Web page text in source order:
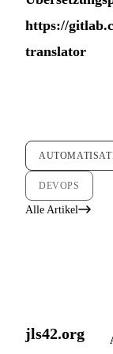
https://
translator
DEVOPS
Alle Artikel
jls42.org